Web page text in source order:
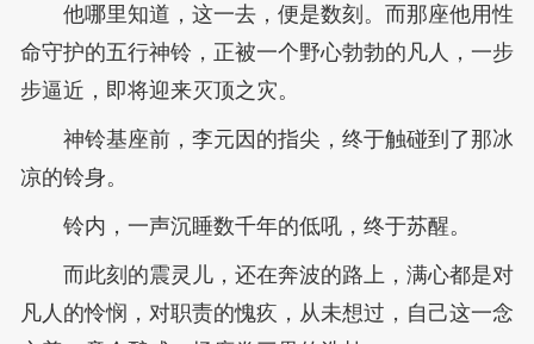
他哪里知道，这一去，便是数刻。而那座他用性
命守护的五行神铃，正被一个野心勃勃的凡人，一步
步逼近，即将迎来灭顶之灾。
神铃基座前，李元因的指尖，终于触碰到了那冰
凉的铃身。
铃内，一声沉睡数千年的低吼，终于苏醒。
而此刻的震灵儿，还在奔波的路上，满心都是对
凡人的怜悯，对职责的愧疚，从未想过，自己这一念